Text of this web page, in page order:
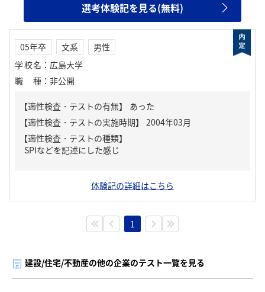
選考体験記を見る(無料)
05年卒 文系
男性
学校名 ： 広島大学
職種 ： 非公開
【適性検査・テストの有無】 あった
【適性検査・テストの種類】
SPIなどを記述にした感じ
体験記の詳細はこちら
1
建設/住宅/不動産の他の企業のテスト一覧を見る